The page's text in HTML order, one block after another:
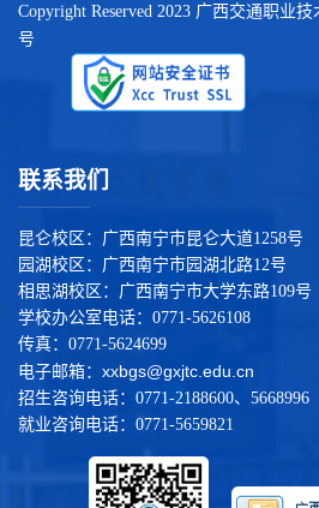
Copyright Reserved 2023 广西交通职业技
号
联系我们
昆仑校区：广西南宁市昆仑大道1258号
园湖校区：广西南宁市园湖北路12号
相思湖校区：广西南宁市大学东路109号
学校办公室电话：0771-5626108
传真：0771-5624699
电子邮箱： xxbgs@gxjtc.edu.cn
招生咨询电话：0771-2188600、5668996
就业咨询电话：0771-5659821